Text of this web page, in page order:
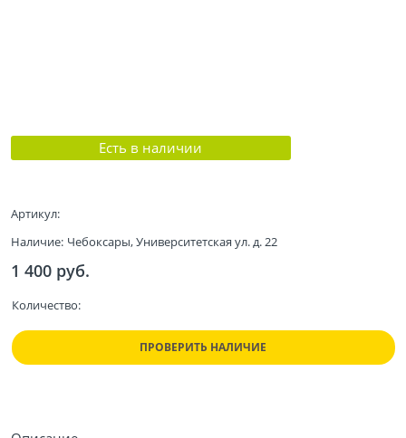
Есть в наличии
Артикул:
Наличие: Чебоксары, Университетская ул. д. 22
1 400 руб.
Количество:
ПРОВЕРИТЬ НАЛИЧИЕ